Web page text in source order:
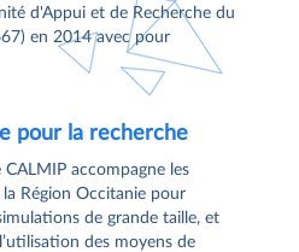
d'Appui et de Recherche du
en 2014 avec pour
pour la recherche
CALMIP accompagne les
Région Occitanie pour
de grande taille, et
des moyens de